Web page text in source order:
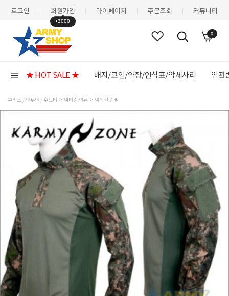
로그인 회원가입
+3000
마이페이지 주문조회 커뮤니티
0
★ HOT SALE ★ 배지/코인/약장/인식표/악세사리 임관
후리스 / 맨투맨 / 후드티 텍티컬 의류 텍티컬 긴팔